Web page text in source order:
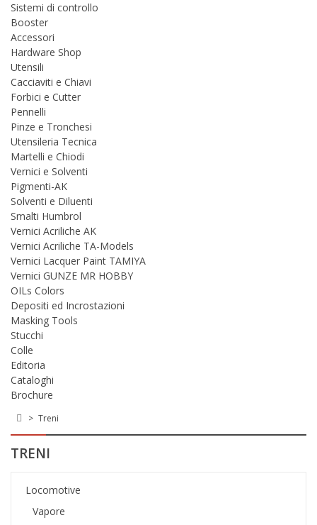
Sistemi di controllo
Booster
Accessori
Hardware Shop
Utensili
Cacciaviti e Chiavi
Forbici e Cutter
Pennelli
Pinze e Tronchesi
Utensileria Tecnica
Martelli e Chiodi
Vernici e Solventi
Pigmenti-AK
Solventi e Diluenti
Smalti Humbrol
Vernici Acriliche AK
Vernici Acriliche TA-Models
Vernici Lacquer Paint TAMIYA
Vernici GUNZE MR HOBBY
OILs Colors
Depositi ed Incrostazioni
Masking Tools
Stucchi
Colle
Editoria
Cataloghi
Brochure
> Treni
TRENI
Locomotive
Vapore